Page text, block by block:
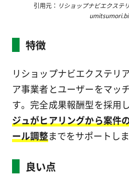
引用元： リショップナビエクス
特徴
リショップナビエクステリ
ア事業者とユーザーをマッ
す。完全成果報酬型を採用し
ジュがヒアリングから案件
ール調整までをサポートしま
良い点